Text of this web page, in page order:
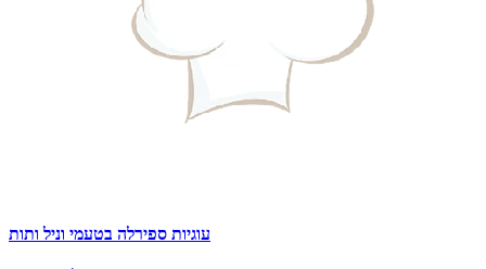
עוגיות ספירלה בטעמי וניל ותות